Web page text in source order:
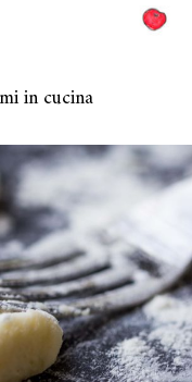
in cucina